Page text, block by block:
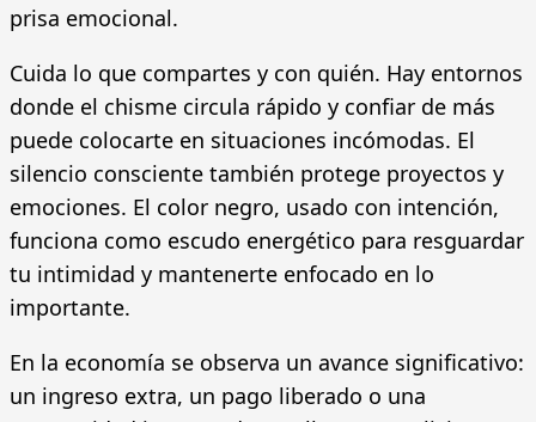
prisa emocional.
Cuida lo que compartes y con quién. Hay entornos
donde el chisme circula rápido y confiar de más
puede colocarte en situaciones incómodas. El
silencio consciente también protege proyectos y
emociones. El color negro, usado con intención,
funciona como escudo energético para resguardar
tu intimidad y mantenerte enfocado en lo
importante.
En la economía se observa un avance significativo:
un ingreso extra, un pago liberado o una